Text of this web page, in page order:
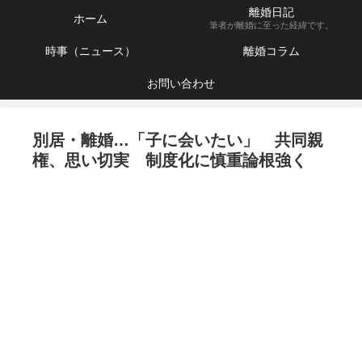
ホーム 離婚日記
筆者が離婚に至った経緯です。
時事（ニュース） 離婚コラム
お問い合わせ
別居・離婚…「子に会いたい」 共同親
権、思い切実 制度化に慎重論根強く